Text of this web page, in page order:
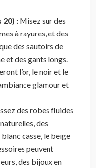
20) : Misez sur des
à rayures, et des
des sautoirs de
et des gants longs.
l’or, le noir et le
glamour et
des robes fluides
des
cassé, le beige
peuvent
des bijoux en